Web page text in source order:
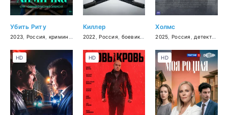
Убить Риту
2023 Россия криминал драма комедия
Киллер
2022 ,Россия боевик драма
Холмс
2025 Россия детектив
HD HD HD